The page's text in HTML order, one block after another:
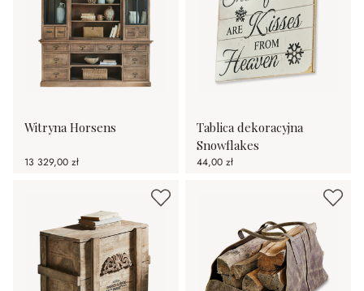
Witryna Horsens
13 329,00 zł
Tablica dekoracyjna
Snowflakes
44,00 zł